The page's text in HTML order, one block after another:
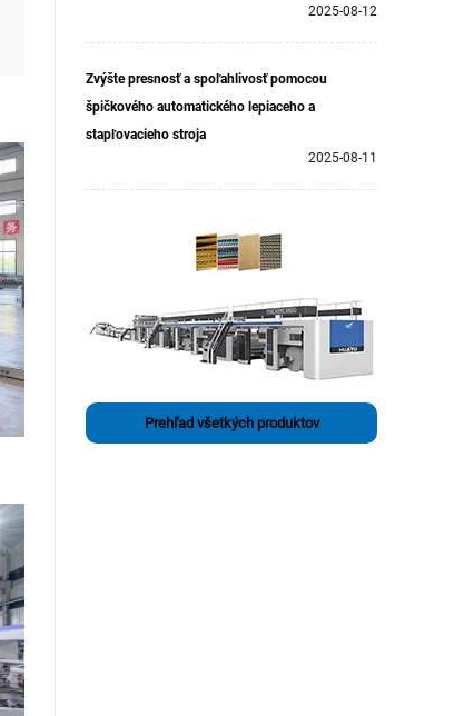
2025-08-12
Zvýšte presnosť a spoľahlivosť pomocou
špičkového automatického lepiaceho a
stapľovacieho stroja
2025-08-11
Prehľad všetkých produktov